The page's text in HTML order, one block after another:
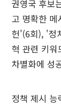
권영국 후보
고 명확한
헌'(6회), '정
혁 관련 키워
차별화에 성
정책 제시 능